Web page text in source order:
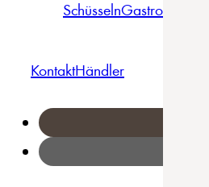
SchüsselnGastro
KontaktHändler